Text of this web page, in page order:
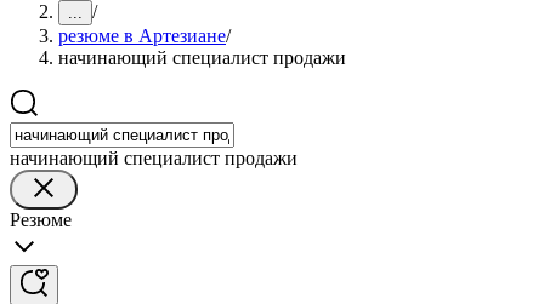
... /
резюме в Артезиане/
начинающий специалист продажи
начинающий специалист продажи
Резюме